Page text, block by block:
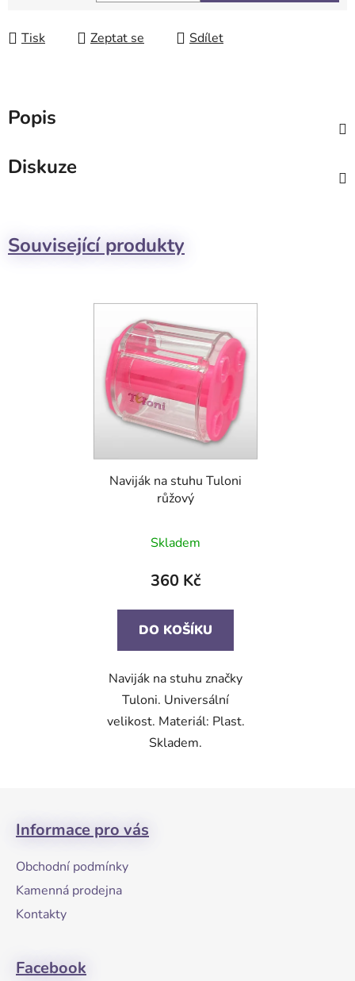
Tisk Zeptat se Sdílet
Popis
Diskuze
Související produkty
Naviják na stuhu Tuloni
růžový
Skladem
360 Kč
DO KOŠÍKU
Naviják na stuhu značky
Tuloni. Universální
velikost. Materiál: Plast.
Skladem.
Informace pro vás
Obchodní podmínky
Kamenná prodejna
Kontakty
Facebook